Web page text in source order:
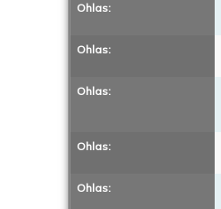
Ohlas:
Ohlas:
Ohlas:
Ohlas:
Ohlas: